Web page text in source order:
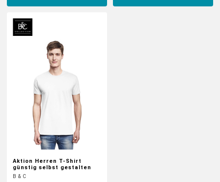
Aktion Herren T-Shirt
günstig selbst gestalten
B & C